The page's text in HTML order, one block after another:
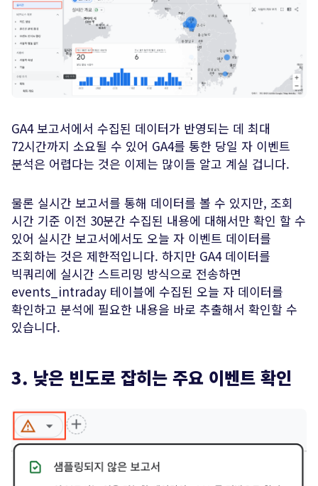
GA4 보고서에서 수집된 데이터가 반영되는 데 최대
72시간까지 소요될 수 있어 GA4를 통한 당일 자 이벤트
분석은 어렵다는 것은 이제는 많이들 알고 계실 겁니다.
물론 실시간 보고서를 통해 데이터를 볼 수 있지만, 조회
시간 기준 이전 30분간 수집된 내용에 대해서만 확인 할 수
있어 실시간 보고서에서도 오늘 자 이벤트 데이터를
조회하는 것은 제한적입니다. 하지만 GA4 데이터를
빅쿼리에 실시간 스트리밍 방식으로 전송하면
events_intraday 테이블에 수집된 오늘 자 데이터를
확인하고 분석에 필요한 내용을 바로 추출해서 확인할 수
있습니다.
3. 낮은 빈도로 잡히는 주요 이벤트 확인